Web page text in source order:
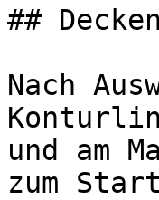
##
Nach
und am
zum